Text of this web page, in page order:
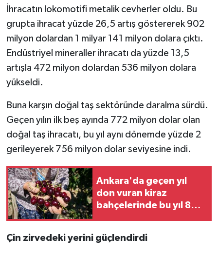
İhracatın lokomotifi metalik cevherler oldu. Bu
grupta ihracat yüzde 26,5 artış göstererek 902
milyon dolardan 1 milyar 141 milyon dolara çıktı.
Endüstriyel mineraller ihracatı da yüzde 13,5
artışla 472 milyon dolardan 536 milyon dolara
yükseldi.
Buna karşın doğal taş sektöründe daralma sürdü.
Geçen yılın ilk beş ayında 772 milyon dolar olan
doğal taş ihracatı, bu yıl aynı dönemde yüzde 2
gerileyerek 756 milyon dolar seviyesine indi.
Ankara'da geçen yıl
don vuran kiraz
bahçelerinde bu yıl 80
Çin zirvedeki yerini güçlendirdi